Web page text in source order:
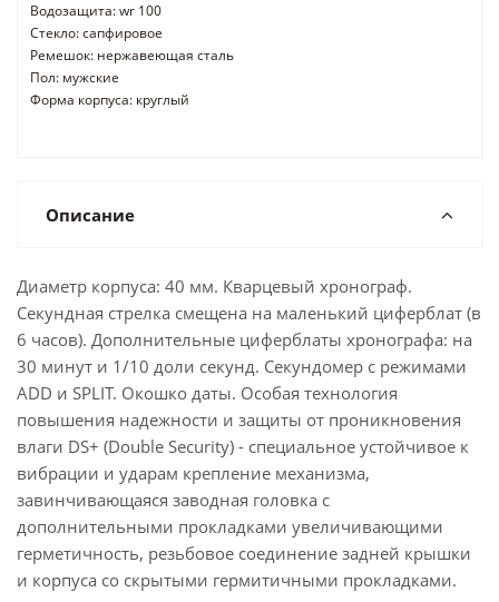
Водозащита: wr 100
Стекло: сапфировое
Ремешок: нержавеющая сталь
Пол: мужские
Форма корпуса: круглый
Описание
Диаметр корпуса: 40 мм. Кварцевый хронограф.
Секундная стрелка смещена на маленький циферблат (в
6 часов). Дополнительные циферблаты хронографа: на
30 минут и 1/10 доли секунд. Секундомер с режимами
ADD и SPLIT. Окошко даты. Особая технология
повышения надежности и защиты от проникновения
влаги DS+ (Double Security) - специальное устойчивое к
вибрации и ударам крепление механизма,
завинчивающаяся заводная головка с
дополнительными прокладками увеличивающими
герметичность, резьбовое соединение задней крышки
и корпуса со скрытыми гермитичными прокладками.